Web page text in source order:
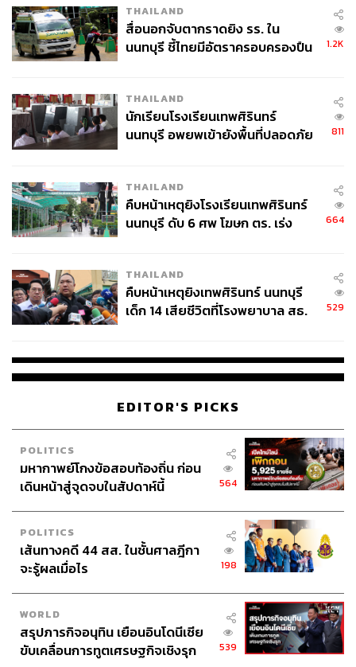
THAILAND
สื่อนอกจับตากราดยิง รร. ใน
นนทบุรี ชี้ไทยมีอัตราครอบครองปืน
1.2K
THAILAND
นักเรียนโรงเรียนเทพศิรินทร์
นนทบุรี อพยพเข้ายังพื้นที่ปลอดภัย
811
THAILAND
คืบหน้าเหตุยิงโรงเรียนเทพศิรินทร์
นนทบุรี ดับ 6 ศพ โฆษก ตร. เร่ง
664
THAILAND
คืบหน้าเหตุยิงเทพศิรินทร์ นนทบุรี
เด็ก 14 เสียชีวิตที่โรงพยาบาล สธ.
529
EDITOR'S PICKS
POLITICS
มหากาพย์โกงข้อสอบท้องถิ่น ก่อน
เดินหน้าสู่จุดจบในสัปดาห์นี้
564
POLITICS
เส้นทางคดี 44 สส. ในชั้นศาลฎีกา
จะรู้ผลเมื่อไร
198
WORLD
สรุปภารกิจอนุทิน เยือนอินโดนีเซีย
ขับเคลื่อนการทูตเศรษฐกิจเชิงรุก
539